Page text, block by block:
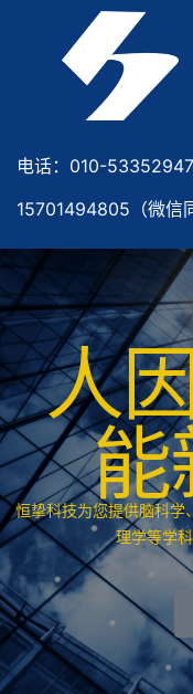
电话：010-53352947
15701494805（微信
人
能
恒挚科技为您提供脑科学
理学等学